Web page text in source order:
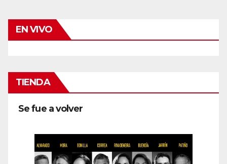
EN VIVO
TIENDA
Se fue a volver